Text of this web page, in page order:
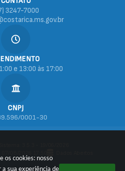
os cookies: nosso
sua experiência de
3247-7000
e 13:00 às 17:00
CNPJ
0001-30